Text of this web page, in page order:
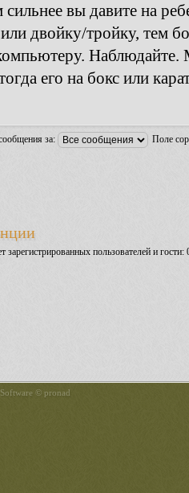
вы давите на
двойку/тройку, тем
его на бокс или
за: Поле
пользователей и гости:
© pronad